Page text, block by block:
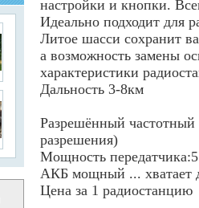
настройки и кнопки.
Идеально подходит для
Литое шасси сохранит
а возможность замены
характеристики
Дальность 3-8км
Разрешённый
разрешения)
Мощность
АКБ мощный ... хватает
Цена за 1 радиостанцию